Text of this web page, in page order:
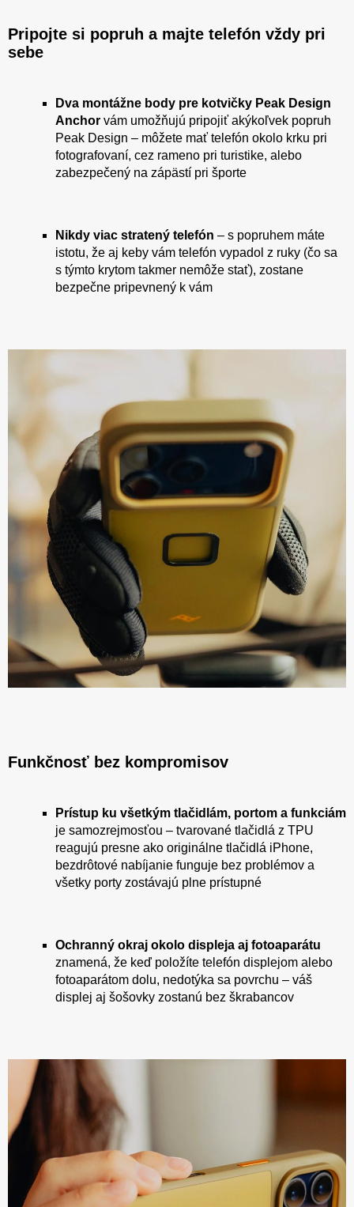
Pripojte si popruh a majte telefón vždy pri
sebe
Dva montážne body pre kotvičky Peak Design
Anchor vám umožňujú pripojiť akýkoľvek popruh
Peak Design – môžete mať telefón okolo krku pri
fotografovaní, cez rameno pri turistike, alebo
zabezpečený na zápästí pri športe
Nikdy viac stratený telefón – s popruhem máte
istotu, že aj keby vám telefón vypadol z ruky (čo sa
s týmto krytom takmer nemôže stať), zostane
bezpečne pripevnený k vám
Funkčnosť bez kompromisov
Prístup ku všetkým tlačidlám, portom a funkciám
je samozrejmosťou – tvarované tlačidlá z TPU
reagujú presne ako originálne tlačidlá iPhone,
bezdrôtové nabíjanie funguje bez problémov a
všetky porty zostávajú plne prístupné
Ochranný okraj okolo displeja aj fotoaparátu
znamená, že keď položíte telefón displejom alebo
fotoaparátom dolu, nedotýka sa povrchu – váš
displej aj šošovky zostanú bez škrabancov